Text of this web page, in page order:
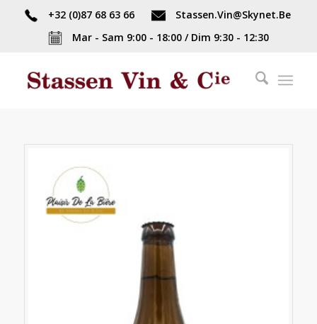
+32 (0)87 68 63 66
Stassen.Vin@Skynet.Be
Mar - Sam 9:00 - 18:00 / Dim 9:30 - 12:30